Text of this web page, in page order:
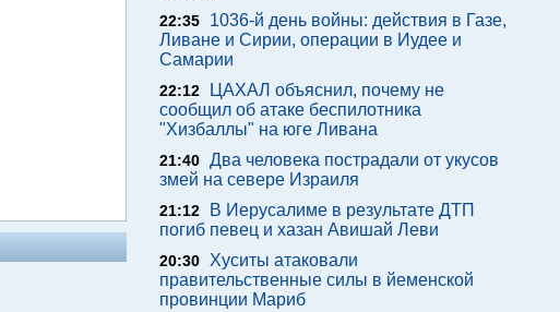
22:35
1036-й день войны: действия в Газе,
Ливане и Сирии, операции в Иудее и
Самарии
22:12
ЦАХАЛ объяснил, почему не
сообщил об атаке беспилотника
"Хизбаллы" на юге Ливана
21:40 Два человека пострадали от укусов
змей на севере Израиля
21:12
В Иерусалиме в результате ДТП
погиб певец и хазан Авишай Леви
20:30
Хуситы атаковали
правительственные силы в йеменской
провинции Мариб